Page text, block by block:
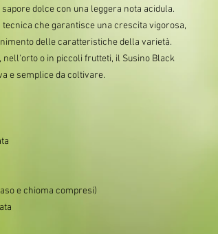
dolce con una leggera nota acidula.
tecnica che garantisce una crescita vigorosa,
delle caratteristiche della varietà.
o in piccoli frutteti, il Susino Black
e semplice da coltivare.
e chioma compresi)